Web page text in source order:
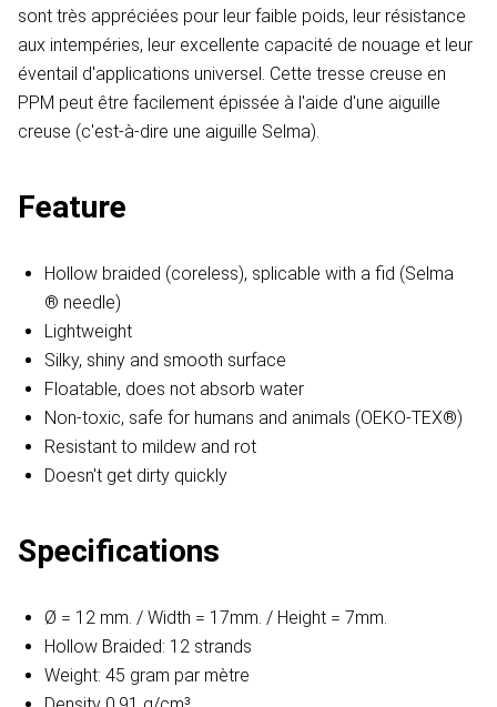
sont très appréciées pour leur faible poids, leur résistance
aux intempéries, leur excellente capacité de nouage et leur
éventail d'applications universel. Cette tresse creuse en
PPM peut être facilement épissée à l'aide d'une aiguille
creuse (c'est-à-dire une aiguille Selma).
Feature
Hollow braided (coreless), splicable with a fid (Selma
® needle)
Lightweight
Silky, shiny and smooth surface
Floatable, does not absorb water
Non-toxic, safe for humans and animals (OEKO-TEX®)
Resistant to mildew and rot
Doesn't get dirty quickly
Specifications
Ø = 12 mm. / Width = 17mm. / Height = 7mm.
Hollow Braided: 12 strands
Weight: 45 gram par mètre